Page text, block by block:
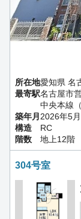
所在地愛知県 名
最寄駅名古屋市
中央本線
築年月 2026年5月
構造
RC
階数
地上12階
304号室